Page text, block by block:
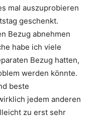
mal auszuprobieren
geschenkt.
Bezug abnehmen
habe ich viele
Bezug hatten,
werden könnte.
beste
jedem anderen
zu erst sehr